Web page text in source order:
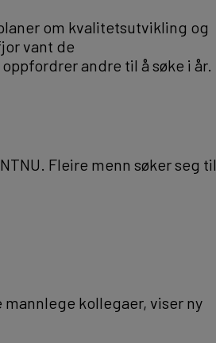
om kvalitetsutvikling og
vant de
andre til å søke i år.
Fleire menn søker seg til
kollegaer, viser ny